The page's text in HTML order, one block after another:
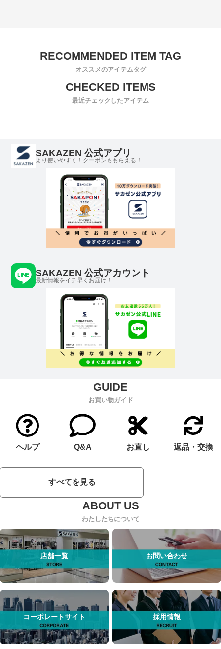
オススメのアイテムタグ
最近チェックしたアイテム
SAKAZEN 公式アプリ
より使いやすく！クーポンももらえる！
SAKAZEN 公式アカウント
最新情報をイチ早くお届け！
お買い物ガイド
ヘルプ Q&A お直し 返品・交換
すべてを見る
わたしたちについて
店舗一覧 お問い合わせ
コーポレートサイト 採用情報